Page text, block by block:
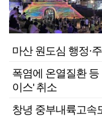
마산 원도심 행정·
폭염에 온열질환
이스' 취소
창녕 중부내륙고